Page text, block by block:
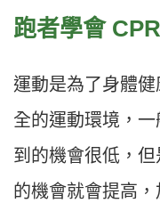
跑者學會
運動是為了身體
全的運動環境，
到的機會很低，
的機會就會提高